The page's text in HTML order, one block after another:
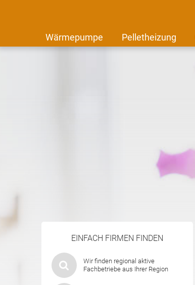
Wärmepumpe Pelletheizung
EINFACH FIRMEN FINDEN
Wir finden regional aktive
Fachbetriebe aus Ihrer Region